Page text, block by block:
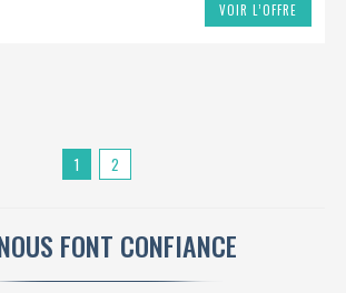
VOIR L’OFFRE
1 2
FONT CONFIANCE